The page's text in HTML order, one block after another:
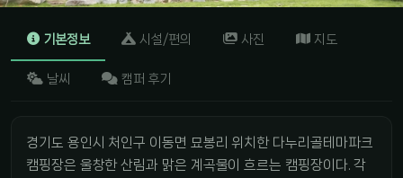
기본정보 시설/편의 사진 지도
날씨 캠퍼 후기
경기도 용인시 처인구 이동면 묘봉리 위치한 다누리골테마파크
캠핑장은 울창한 산림과 맑은 계곡물이 흐르는 캠핑장이다. 각